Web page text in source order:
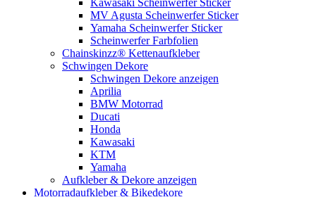
Kawasaki Scheinwerfer Sticker
MV Agusta Scheinwerfer Sticker
Yamaha Scheinwerfer Sticker
Scheinwerfer Farbfolien
Chainskinzz® Kettenaufkleber
Schwingen Dekore
Schwingen Dekore anzeigen
Aprilia
BMW Motorrad
Ducati
Honda
Kawasaki
KTM
Yamaha
Aufkleber & Dekore anzeigen
Motorradaufkleber & Bikedekore